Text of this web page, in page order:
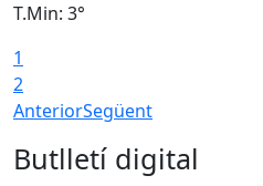
T.Min: 3°
1
2
AnteriorSegüent
Butlletí digital